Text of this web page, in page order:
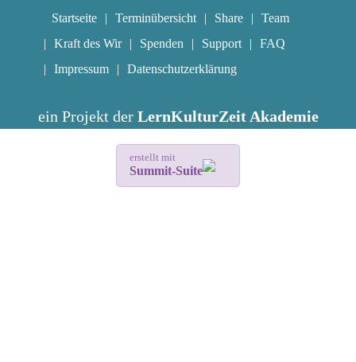
Startseite Terminübersicht Share
Team
Kraft des Wir
Spenden Support
FAQ
Impressum
Datenschutzerklärung
ein Projekt der LernKulturZeit Akademie
erstellt mit
Summit-Suite